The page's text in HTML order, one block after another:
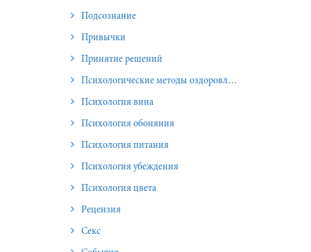
Подсознание
Привычки
Принятие решений
Психологические методы оздоровления и омоложения
Психология вина
Психология обоняния
Психология питания
Психология убеждения
Психология цвета
Рецензия
Секс